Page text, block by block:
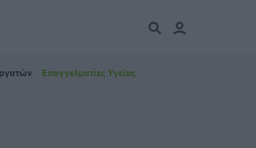
Επαγγελματίες Υγείας